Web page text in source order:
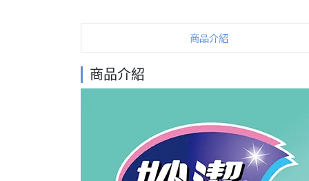
商品介紹
商品介紹